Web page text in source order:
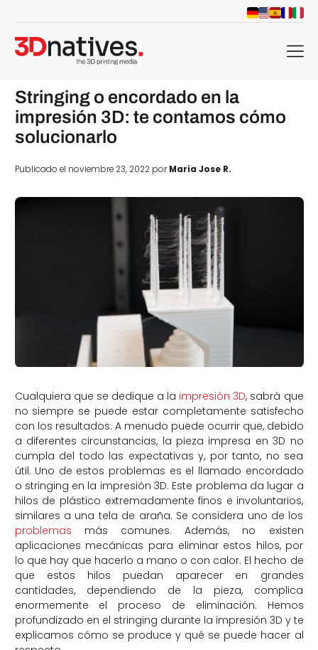
menu
Stringing o encordado en la
impresión 3D: te contamos cómo
solucionarlo
Publicado el noviembre 23, 2022 porMaria Jose R.
Cualquiera que se dedique a la impresión 3D, sabrá que
no siempre se puede estar completamente satisfecho
con los resultados. A menudo puede ocurrir que, debido
a diferentes circunstancias, la pieza impresa en 3D no
cumpla del todo las expectativas y, por tanto, no sea
útil. Uno de estos problemas es el llamado encordado
o stringing en la impresión 3D. Este problema da lugar a
hilos de plástico extremadamente finos e involuntarios,
similares a una tela de araña. Se considera uno de los
problemas más comunes. Además, no existen
aplicaciones mecánicas para eliminar estos hilos, por
lo que hay que hacerlo a mano o con calor. El hecho de
que estos hilos puedan aparecer en grandes
cantidades, dependiendo de la pieza, complica
enormemente el proceso de eliminación. Hemos
profundizado en el stringing durante la impresión 3D y te
explicamos cómo se produce y qué se puede hacer al